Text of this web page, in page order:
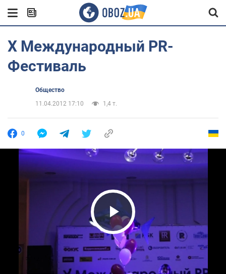
X Международный PR-
Фестиваль
Общество
11.04.2012 17:10
1,4 т.
0
Play Video